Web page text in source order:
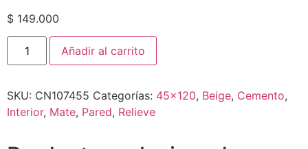
$ 149.000
Añadir al carrito
SKU: CN107455 Categorías: 45x120, Beige, Cemento,
Interior, Mate, Pared, Relieve